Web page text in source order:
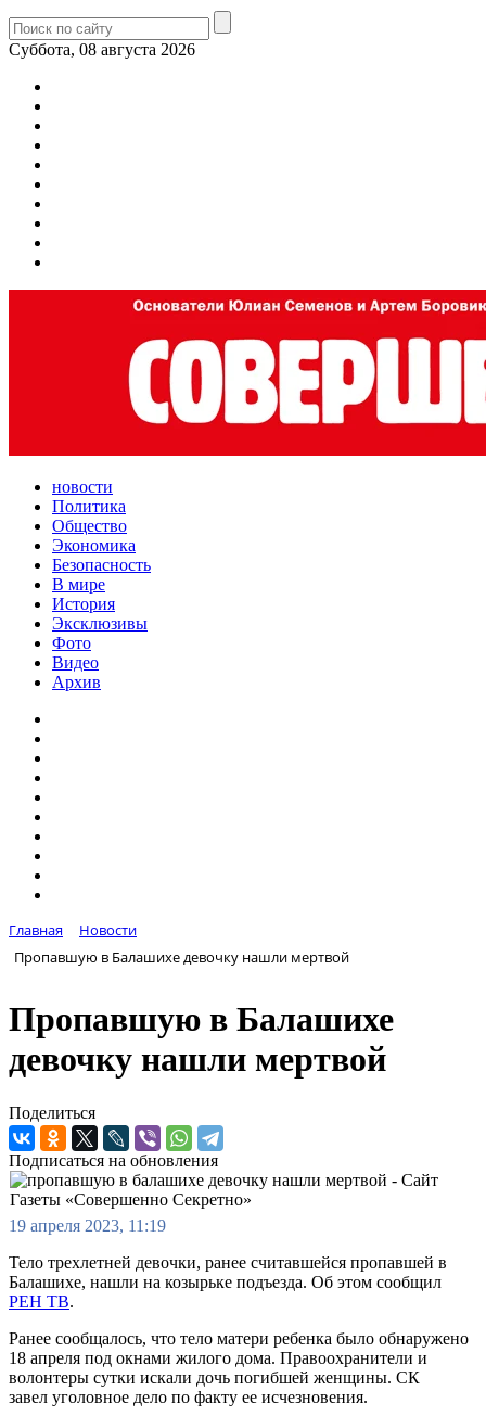
Суббота, 08 августа 2026
новости
Политика
Общество
Экономика
Безопасность
В мире
История
Эксклюзивы
Фото
Видео
Архив
Главная
Новости
Пропавшую в Балашихе девочку нашли мертвой
Пропавшую в Балашихе
девочку нашли мертвой
Поделиться
Подписаться на обновления
19 апреля 2023, 11:19
Тело трехлетней девочки, ранее считавшейся пропавшей в
Балашихе, нашли на козырьке подъезда. Об этом сообщил
РЕН ТВ.
Ранее сообщалось, что тело матери ребенка было обнаружено
18 апреля под окнами жилого дома. Правоохранители и
волонтеры сутки искали дочь погибшей женщины. СК
завел уголовное дело по факту ее исчезновения.